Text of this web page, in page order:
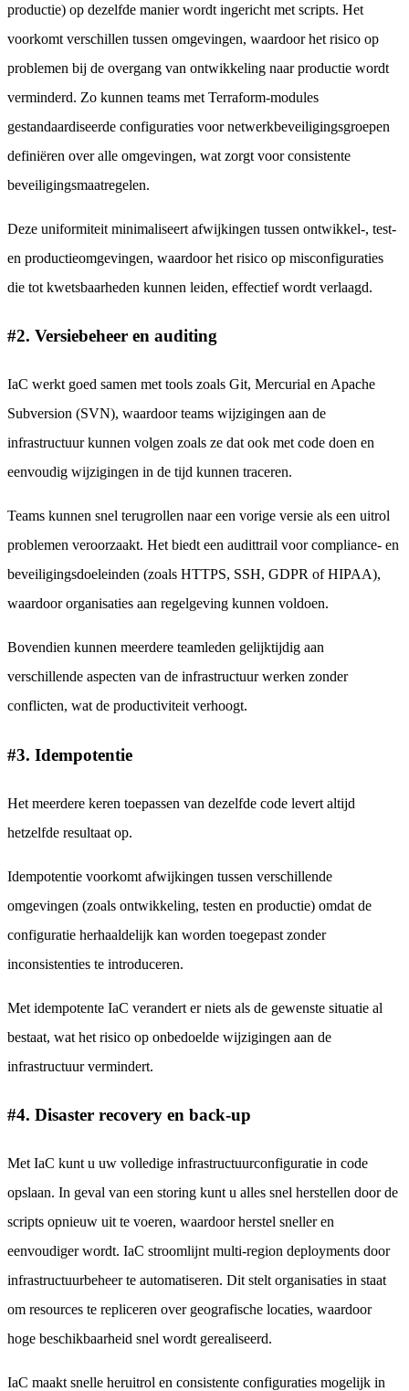
productie) op dezelfde manier wordt ingericht met scripts. Het
voorkomt verschillen tussen omgevingen, waardoor het risico op
problemen bij de overgang van ontwikkeling naar productie wordt
verminderd. Zo kunnen teams met Terraform-modules
gestandaardiseerde configuraties voor netwerkbeveiligingsgroepen
definiëren over alle omgevingen, wat zorgt voor consistente
beveiligingsmaatregelen.
Deze uniformiteit minimaliseert afwijkingen tussen ontwikkel-, test-
en productieomgevingen, waardoor het risico op misconfiguraties
die tot kwetsbaarheden kunnen leiden, effectief wordt verlaagd.
#2. Versiebeheer en auditing
IaC werkt goed samen met tools zoals Git, Mercurial en Apache
Subversion (SVN), waardoor teams wijzigingen aan de
infrastructuur kunnen volgen zoals ze dat ook met code doen en
eenvoudig wijzigingen in de tijd kunnen traceren.
Teams kunnen snel terugrollen naar een vorige versie als een uitrol
problemen veroorzaakt. Het biedt een audittrail voor compliance- en
beveiligingsdoeleinden (zoals HTTPS, SSH, GDPR of HIPAA),
waardoor organisaties aan regelgeving kunnen voldoen.
Bovendien kunnen meerdere teamleden gelijktijdig aan
verschillende aspecten van de infrastructuur werken zonder
conflicten, wat de productiviteit verhoogt.
#3. Idempotentie
Het meerdere keren toepassen van dezelfde code levert altijd
hetzelfde resultaat op.
Idempotentie voorkomt afwijkingen tussen verschillende
omgevingen (zoals ontwikkeling, testen en productie) omdat de
configuratie herhaaldelijk kan worden toegepast zonder
inconsistenties te introduceren.
Met idempotente IaC verandert er niets als de gewenste situatie al
bestaat, wat het risico op onbedoelde wijzigingen aan de
infrastructuur vermindert.
#4. Disaster recovery en back-up
Met IaC kunt u uw volledige infrastructuurconfiguratie in code
opslaan. In geval van een storing kunt u alles snel herstellen door de
scripts opnieuw uit te voeren, waardoor herstel sneller en
eenvoudiger wordt. IaC stroomlijnt multi-region deployments door
infrastructuurbeheer te automatiseren. Dit stelt organisaties in staat
om resources te repliceren over geografische locaties, waardoor
hoge beschikbaarheid snel wordt gerealiseerd.
IaC maakt snelle heruitrol en consistente configuraties mogelijk in